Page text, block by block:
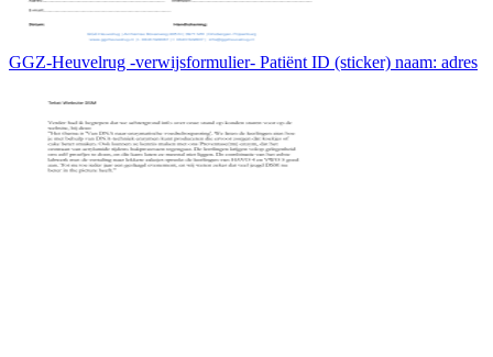
GGZ-Heuvelrug -verwijsformulier- Patiënt ID (sticker) naam: adres